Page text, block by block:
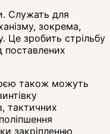
Служать для
зокрема,
Це зробить стрільбу
поставлених
також можуть
тактичних
закріпленню